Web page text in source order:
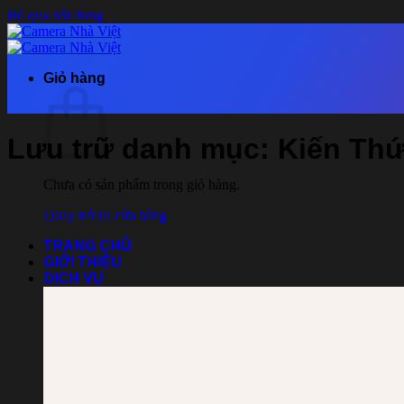
Bỏ qua nội dung
Giỏ hàng
Chưa có sản phẩm trong giỏ hàng.
Quay trở lại cửa hàng
TRANG CHỦ
GIỚI THIỆU
DỊCH VỤ
Lưu trữ danh mục: Kiến